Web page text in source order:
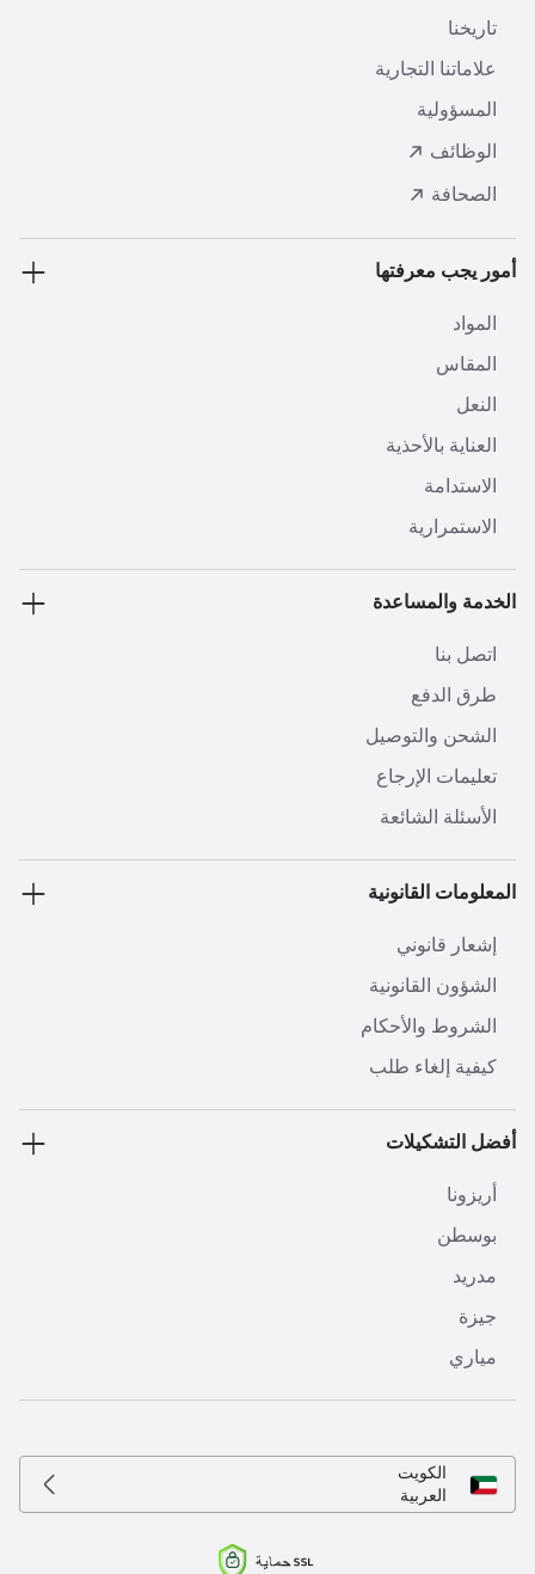
تاريخنا
علاماتنا التجارية
المسؤولية
الوظائف
الصحافة
أمور يجب معرفتها
المواد
المقاس
النعل
العناية بالأحذية
الاستدامة
الاستمرارية
الخدمة والمساعدة
اتصل بنا
طرق الدفع
الشحن والتوصيل
تعليمات الإرجاع
الأسئلة الشائعة
المعلومات القانونية
إشعار قانوني
الشؤون القانونية
الشروط والأحكام
كيفية إلغاء طلب
أفضل التشكيلات
أريزونا
بوسطن
مدريد
جيزة
مياري
الكويت
العربية